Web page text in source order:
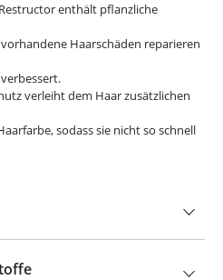
enthält pflanzliche
Haarschäden reparieren
verleiht dem Haar zusätzlichen
sodass sie nicht so schnell